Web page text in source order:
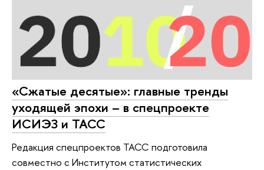
«Сжатые десятые»: главные тренды
уходящей эпохи – в спецпроекте
ИСИЭЗ и ТАСС
Редакция спецпроектов ТАСС подготовила
совместно с Институтом статистических